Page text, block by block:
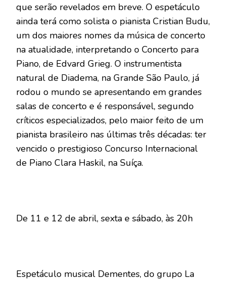
que serão revelados em breve. O espetáculo
ainda terá como solista o pianista Cristian Budu,
um dos maiores nomes da música de concerto
na atualidade, interpretando o Concerto para
Piano, de Edvard Grieg. O instrumentista
natural de Diadema, na Grande São Paulo, já
rodou o mundo se apresentando em grandes
salas de concerto e é responsável, segundo
críticos especializados, pelo maior feito de um
pianista brasileiro nas últimas três décadas: ter
vencido o prestigioso Concurso Internacional
de Piano Clara Haskil, na Suíça.
De 11 e 12 de abril, sexta e sábado, às 20h
Espetáculo musical Dementes, do grupo La